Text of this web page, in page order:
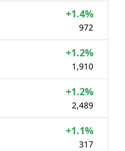
+1.4%
972
+1.2%
1,910
+1.2%
2,489
+1.1%
317